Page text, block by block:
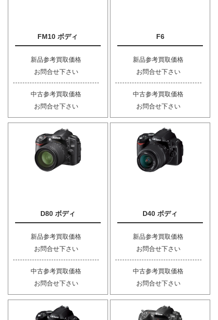
FM10 ボディ
新品参考買取価格
お問合せ下さい
中古参考買取価格
お問合せ下さい
F6
新品参考買取価格
お問合せ下さい
中古参考買取価格
お問合せ下さい
D80 ボディ
新品参考買取価格
お問合せ下さい
中古参考買取価格
お問合せ下さい
D40 ボディ
新品参考買取価格
お問合せ下さい
中古参考買取価格
お問合せ下さい